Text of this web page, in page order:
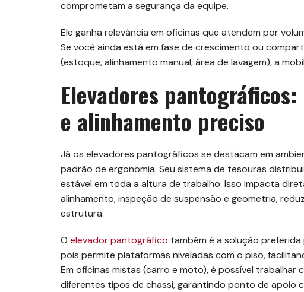
comprometam a segurança da equipe.
Ele ganha relevância em oficinas que atendem por
Se você ainda está em fase de crescimento ou
(estoque, alinhamento manual, área de lavagem), a
Elevadores
e alinhamento preciso
Já os elevadores pantográficos se destacam em
padrão de ergonomia. Seu sistema de tesouras
estável em toda a altura de trabalho. Isso impacta
alinhamento, inspeção de suspensão e geometria,
estrutura.
O elevador pantográfico também é a solução
pois permite plataformas niveladas com o piso,
Em oficinas mistas (carro e moto), é possível
diferentes tipos de chassi, garantindo ponto de apoio